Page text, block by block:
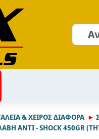
& ΧΕΙΡΟΣ ΔΙΑΦΟΡΑ
ANTI - SHOCK 450GR